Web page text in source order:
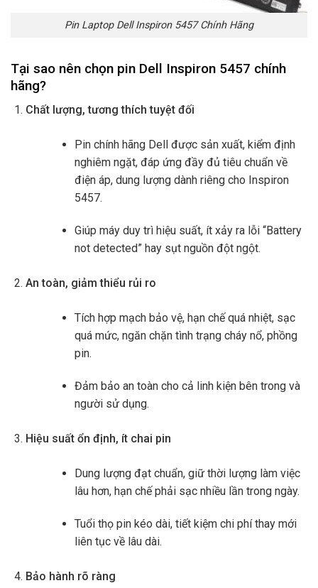
Pin Laptop Dell Inspiron 5457 Chính Hãng
Tại sao nên chọn pin Dell Inspiron 5457 chính
hãng?
Chất lượng, tương thích tuyệt đối
Pin chính hãng Dell được sản xuất, kiểm định
nghiêm ngặt, đáp ứng đầy đủ tiêu chuẩn về
điện áp, dung lượng dành riêng cho Inspiron
5457.
Giúp máy duy trì hiệu suất, ít xảy ra lỗi “Battery
not detected” hay sụt nguồn đột ngột.
An toàn, giảm thiểu rủi ro
Tích hợp mạch bảo vệ, hạn chế quá nhiệt, sạc
quá mức, ngăn chặn tình trạng cháy nổ, phồng
pin.
Đảm bảo an toàn cho cả linh kiện bên trong và
người sử dụng.
Hiệu suất ổn định, ít chai pin
Dung lượng đạt chuẩn, giữ thời lượng làm việc
lâu hơn, hạn chế phải sạc nhiều lần trong ngày.
Tuổi thọ pin kéo dài, tiết kiệm chi phí thay mới
liên tục về lâu dài.
Bảo hành rõ ràng